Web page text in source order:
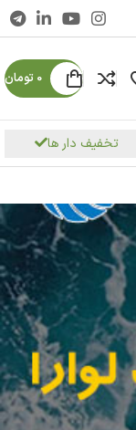
0 تومان
تخفیف دار ها